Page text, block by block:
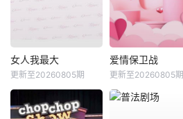
女人我最大
更新至20260805期
爱情保卫战
更新至20260805期